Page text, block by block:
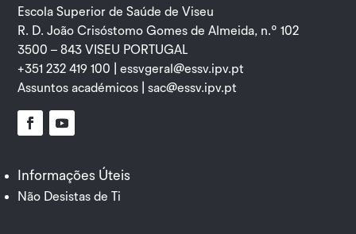
Escola Superior de Saúde de Viseu
R. D. João Crisóstomo Gomes de Almeida, n.º 102
3500 – 843 VISEU PORTUGAL
+351 232 419 100 |essvgeral@essv.ipv.pt
Assuntos académicos |sac@essv.ipv.pt
Informações Úteis
Não Desistas de Ti